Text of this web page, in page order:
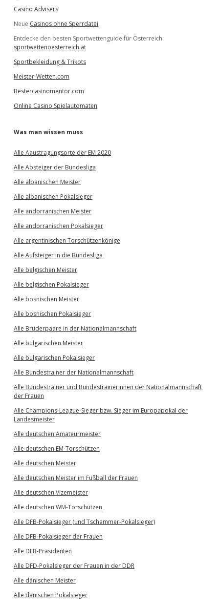
Casino Advisers
Neue Casinos ohne Sperrdatei
Entdecke den besten Sportwettenguide für Österreich:
sportwettenoesterreich.at
Sportbekleidung & Trikots
Meister-Wetten.com
Bestercasinomentor.com
Online Casino Spielautomaten
Was man wissen muss
Alle Aaustragungsorte der EM 2020
Alle Absteiger der Bundesliga
Alle albanischen Meister
Alle albanischen Pokalsieger
Alle andorranischen Meister
Alle andorranischen Pokalsieger
Alle argentinischen Torschützenkönige
Alle Aufsteiger in die Bundesliga
Alle belgischen Meister
Alle belgischen Pokalsieger
Alle bosnischen Meister
Alle bosnischen Pokalsieger
Alle Brüderpaare in der Nationalmannschaft
Alle bulgarischen Meister
Alle bulgarischen Pokalsieger
Alle Bundestrainer der Nationalmannschaft
Alle Bundestrainer und Bundestrainerinnen der Nationalmannschaft
der Frauen
Alle Champions-League-Sieger bzw. Sieger im Europapokal der
Landesmeister
Alle deutschen Amateurmeister
Alle deutschen EM-Torschützen
Alle deutschen Meister
Alle deutschen Meister im Fußball der Frauen
Alle deutschen Vizemeister
Alle deutschen WM-Torschützen
Alle DFB-Pokalsieger (und Tschammer-Pokalsieger)
Alle DFB-Pokalsieger der Frauen
Alle DFB-Präsidenten
Alle DFD-Pokalsieger der Frauen in der DDR
Alle dänischen Meister
Alle dänischen Pokalsieger